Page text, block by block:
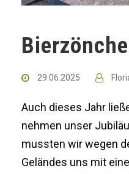
29.06.2025
Auch dieses Jahr
nehmen unser
mussten wir wegen
Geländes uns mit